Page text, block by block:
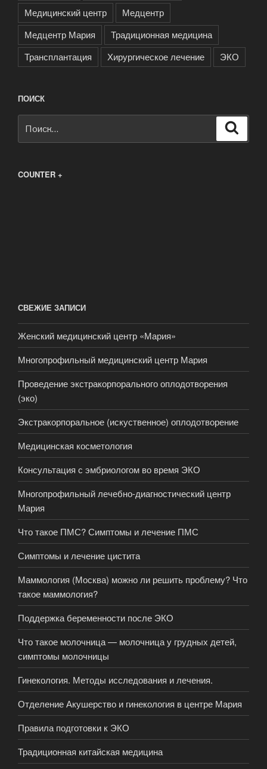
Медицинский центр
Медцентр
Медцентр Мария
Традиционная медицина
Трансплантация
Хирургическое лечение ЭКО
ПОИСК
COUNTER +
СВЕЖИЕ ЗАПИСИ
Женский медицинский центр «Мария»
Многопрофильный медицинский центр Мария
Проведение экстракорпорального оплодотворения
(эко)
Экстракорпоральное (искуственное) оплодотворение
Медицинская косметология
Консультация с эмбриологом во время ЭКО
Многопрофильный лечебно-диагностический центр
Мария
Что такое ПМС? Симптомы и лечение ПМС
Симптомы и лечение цистита
Маммология (Москва) можно ли решить проблему? Что
такое маммология?
Поддержка беременности после ЭКО
Что такое молочница — молочница у грудных детей,
симптомы молочницы
Гинекология. Методы исследования и лечения.
Отделение Акушерство и гинекология в центре Мария
Правила подготовки к ЭКО
Традиционная китайская медицина